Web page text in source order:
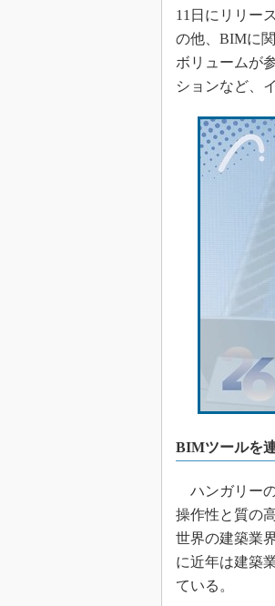
11日にリリー
の他、BIMに
ボリュームが
ションなど、
BIMツールを
ハンガリー
操作性と質の
世界の建築業
に近年は建築
ている。